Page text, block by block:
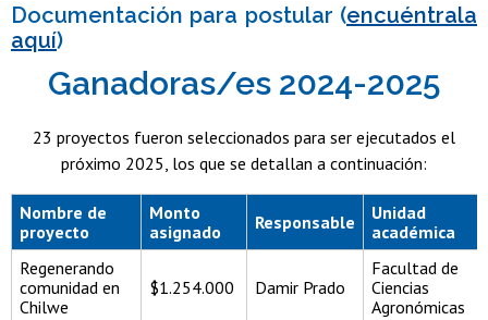
Documentación para postular (encuéntrala
aquí)
Ganadoras/es 2024-2025
23 proyectos fueron seleccionados para ser ejecutados el
próximo 2025, los que se detallan a continuación:
Nombre de
proyecto
Monto
asignado
Responsable
Unidad
académica
Regenerando
comunidad en
Chilwe
$1.254.000 Damir Prado
Facultad de
Ciencias
Agronómicas